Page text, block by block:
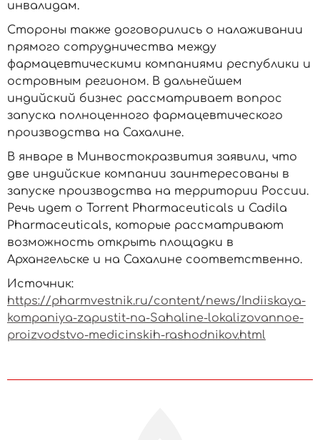
инвалидам.
Стороны также договорились о налаживании
прямого сотрудничества между
фармацевтическими компаниями республики и
островным регионом. В дальнейшем
индийский бизнес рассматривает вопрос
запуска полноценного фармацевтического
производства на Сахалине.
В январе в Минвостокразвития заявили, что
две индийские компании заинтересованы в
запуске производства на территории России.
Речь идет о Torrent Pharmaceuticals и Cadila
Pharmaceuticals, которые рассматривают
возможность открыть площадки в
Архангельске и на Сахалине соответственно.
Источник:
https://pharmvestnik.ru/content/news/Indiiskaya-
kompaniya-zapustit-na-Sahaline-lokalizovannoe-
proizvodstvo-medicinskih-rashodnikov.html